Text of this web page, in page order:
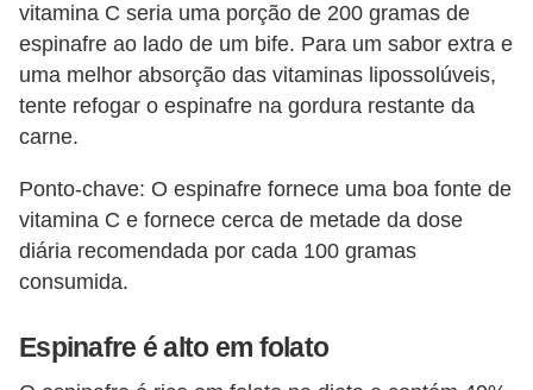
vitamina C seria uma porção de 200 gramas de
espinafre ao lado de um bife. Para um sabor extra e
uma melhor absorção das vitaminas lipossolúveis,
tente refogar o espinafre na gordura restante da
carne.
Ponto-chave: O espinafre fornece uma boa fonte de
vitamina C e fornece cerca de metade da dose
diária recomendada por cada 100 gramas
consumida.
Espinafre é alto em folato